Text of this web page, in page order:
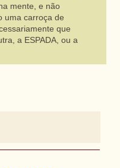
mente, e não
uma carroça de
que
a ESPADA, ou a